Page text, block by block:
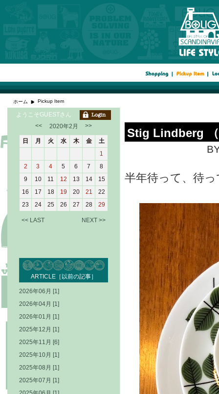
ホーム Pickup Item
Stig Lindberg
半年待って、待
ようこそGUESTさん
<<
2020年2月 >>
日 月 火 水 木 金
土
1
2
3 4 5 6 7
8
9
10 11 12 13 14
15
16
17 18 19 20 21
22
23
24 25 26 27 28 29
<< LAST NEXT >>
ARTICLE［以前の記事］
2026年06月 [1]
2026年04月 [1]
2026年01月 [1]
2025年12月 [1]
2025年11月 [6]
2025年10月 [1]
2025年08月 [1]
2025年07月 [1]